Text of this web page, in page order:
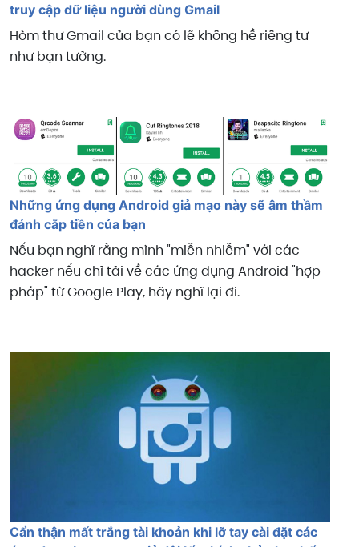
truy cập dữ liệu người dùng Gmail
Hòm thư Gmail của bạn có lẽ không hề riêng tư
như bạn tưởng.
Những ứng dụng Android giả mạo này sẽ âm thầm
đánh cắp tiền của bạn
Nếu bạn nghĩ rằng mình "miễn nhiễm" với các
hacker nếu chỉ tải về các ứng dụng Android "hợp
pháp" từ Google Play, hãy nghĩ lại đi.
Cẩn thận mất trắng tài khoản khi lỡ tay cài đặt các